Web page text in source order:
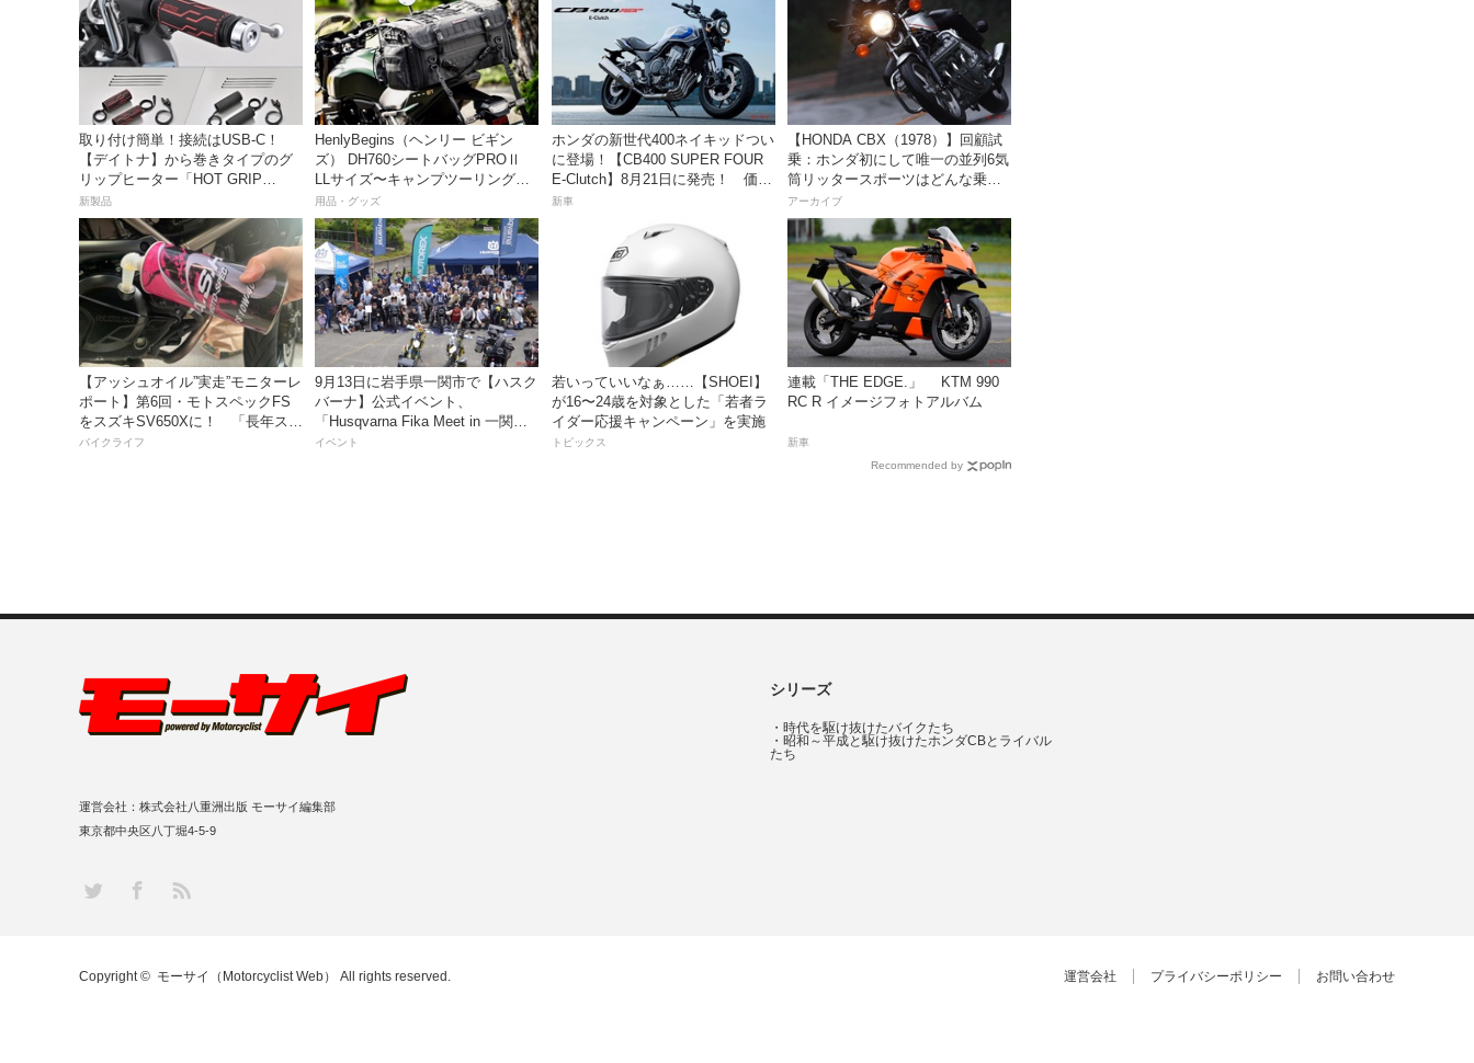
取り付け簡単！接続はUSB-C！
【デイトナ】から巻きタイプのグ
リップヒーター「HOT GRIP
WRAP HEAT」が登場
新製品
HenlyBegins（ヘンリー ビギン
ズ） DH760シートバッグPROⅡ
LLサイズ〜キャンプツーリングに
も安心の大容量ツアーバッグ〜
用品・グッズ
ホンダの新世代400ネイキッドつい
に登場！【CB400 SUPER FOUR
E-Clutch】8月21日に発売！ 価格
99万8800円
新車
【HONDA CBX（1978）】回顧試
乗：ホンダ初にして唯一の並列6気
筒リッタースポーツはどんな乗り
味だったのか？
アーカイブ
【アッシュオイル”実走”モニターレ
ポート】第6回・モトスペックFS
をスズキSV650Xに！ 「長年スト
レスだったシフトの固さがコレの
バイクライフ
9月13日に岩手県一関市で【ハスク
バーナ】公式イベント、
「Husqvarna Fika Meet in 一関」
を開催
イベント
若いっていいなぁ……【SHOEI】
が16〜24歳を対象とした「若者ラ
イダー応援キャンペーン」を実施
トピックス
連載「THE EDGE.」 KTM 990
RC R イメージフォトアルバム
新車
Recommended by
シリーズ
・ 時代を駆け抜けたバイクたち
・ 昭和～平成と駆け抜けたホンダCBとライバル
たち
運営会社：株式会社八重洲出版 モーサイ編集部
東京都中央区八丁堀4-5-9
Twitter Facebook
RSS
運営会社 プライバシーポリシー お問い合わせ
Copyright © モーサイ（Motorcyclist Web） All rights reserved.